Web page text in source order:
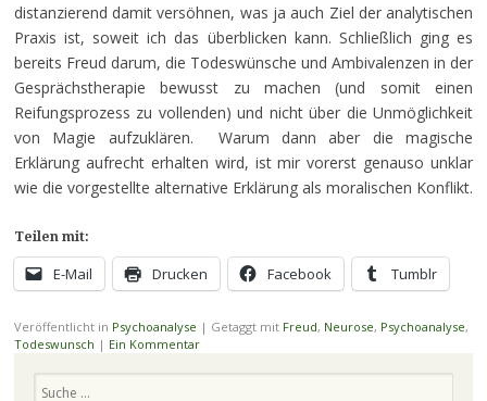
distanzierend damit versöhnen, was ja auch Ziel der analytischen
Praxis ist, soweit ich das überblicken kann. Schließlich ging es
bereits Freud darum, die Todeswünsche und Ambivalenzen in der
Gesprächstherapie bewusst zu machen (und somit einen
Reifungsprozess zu vollenden) und nicht über die Unmöglichkeit
von Magie aufzuklären. Warum dann aber die magische
Erklärung aufrecht erhalten wird, ist mir vorerst genauso unklar
wie die vorgestellte alternative Erklärung als moralischen Konflikt.
Teilen mit:
E-Mail Drucken Facebook Tumblr
Veröffentlicht in Psychoanalyse | Getaggt mit Freud, Neurose, Psychoanalyse,
Todeswunsch | Ein Kommentar